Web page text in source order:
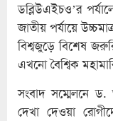
ডব্লিউএইচও’র
জাতীয় পর্যায়ে
বিশ্বজুড়ে বিশেষ
এখনো বৈশ্বিক
সংবাদ সম্মেলনে
দেখা দেওয়া